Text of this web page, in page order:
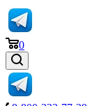
0